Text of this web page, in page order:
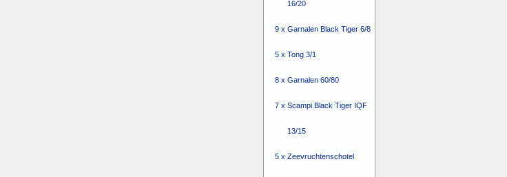
16/20
9 x Garnalen Black Tiger 6/8
5 x Tong 3/1
8 x Garnalen 60/80
7 x Scampi Black Tiger IQF
13/15
5 x Zeevruchtenschotel